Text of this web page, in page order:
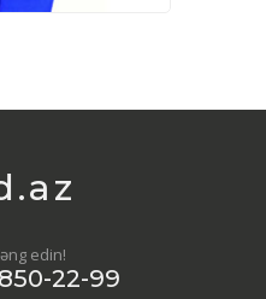
edin!
22-99